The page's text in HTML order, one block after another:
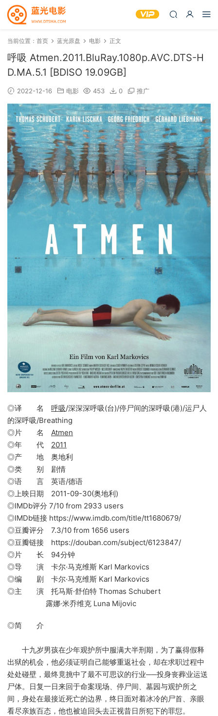
当前位置： 首页 蓝光原盘 电影 正文
呼吸 Atmen.2011.BluRay.1080p.AVC.DTS-H
D.MA.5.1 [BDISO 19.09GB]
2022-12-16 电影 453 0 推广
◎译 名 呼吸/深深深呼吸(台)/停尸间的深呼吸(港)/运尸人
的深呼吸/Breathing
◎片 名 Atmen
◎年 代 2011
◎产 地 奥地利
◎类 别 剧情
◎语 言 英语/德语
◎上映日期 2011-09-30(奥地利)
◎IMDb评分 7/10 from 2933 users
◎IMDb链接 https://www.imdb.com/title/tt1680679/
◎豆瓣评分 7.3/10 from 1656 users
◎豆瓣链接 https://douban.com/subject/6123847/
◎片 长 94分钟
◎导 演 卡尔·马克维斯 Karl Markovics
◎编 剧 卡尔·马克维斯 Karl Markovics
◎主 演 托马斯·舒伯特 Thomas Schubert
露娜·米乔维克 Luna Mijovic
◎简 介
十九岁男孩在少年观护所中服满大半刑期，为了赢得假释
出狱的机会，他必须证明自己能够重返社会，却在求职过程中
处处碰壁，最终竟挑中了最不可思议的行业──投身丧葬业运送
尸体。日复一日来回于命案现场、停尸间、墓园与观护所之
间，身处在最接近死亡的边界，终日面对着冰冷的尸首、亲眼
看尽亲族百态，他也被迫回头去正视昔日所犯下的罪愆。